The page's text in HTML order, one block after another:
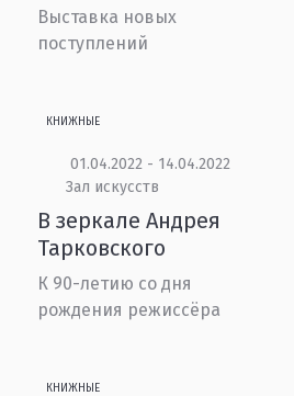
Выставка новых
поступлений
КНИЖНЫЕ
01.04.2022 - 14.04.2022
Зал искусств
В зеркале Андрея
Тарковского
К 90-летию со дня
рождения режиссёра
КНИЖНЫЕ